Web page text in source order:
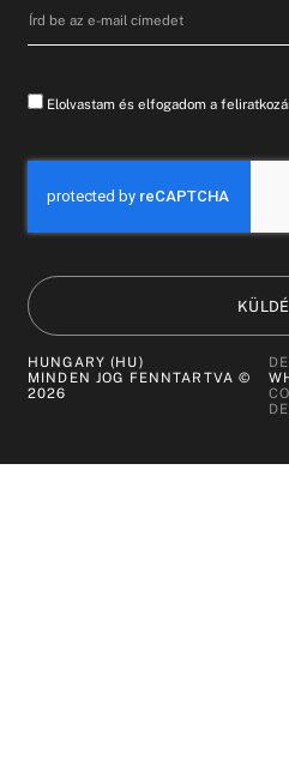
Elolvastam és elfogadom a
HUNGARY (HU)
MINDEN JOG FENNTARTVA ©
2026